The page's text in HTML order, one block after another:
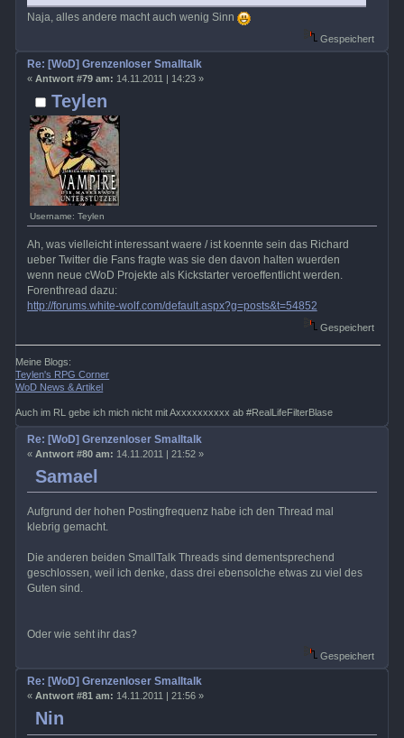
Naja, alles andere macht auch wenig Sinn
Gespeichert
Teylen
Username: Teylen
Re: [WoD] Grenzenloser Smalltalk
« Antwort #79 am: 14.11.2011 | 14:23 »
Ah, was vielleicht interessant waere / ist koennte sein das Richard
ueber Twitter die Fans fragte was sie den davon halten wuerden
wenn neue cWoD Projekte als Kickstarter veroeffentlicht werden.
Forenthread dazu:
http://forums.white-wolf.com/default.aspx?g=posts&t=54852
Gespeichert
Meine Blogs:
Teylen's RPG Corner
WoD News & Artikel
Auch im RL gebe ich mich nicht mit Axxxxxxxxxx ab #RealLifeFilterBlase
Samael
Re: [WoD] Grenzenloser Smalltalk
« Antwort #80 am: 14.11.2011 | 21:52 »
Aufgrund der hohen Postingfrequenz habe ich den Thread mal
klebrig gemacht.
Die anderen beiden SmallTalk Threads sind dementsprechend
geschlossen, weil ich denke, dass drei ebensolche etwas zu viel des
Guten sind.
Oder wie seht ihr das?
Gespeichert
Nin
Re: [WoD] Grenzenloser Smalltalk
« Antwort #81 am: 14.11.2011 | 21:56 »